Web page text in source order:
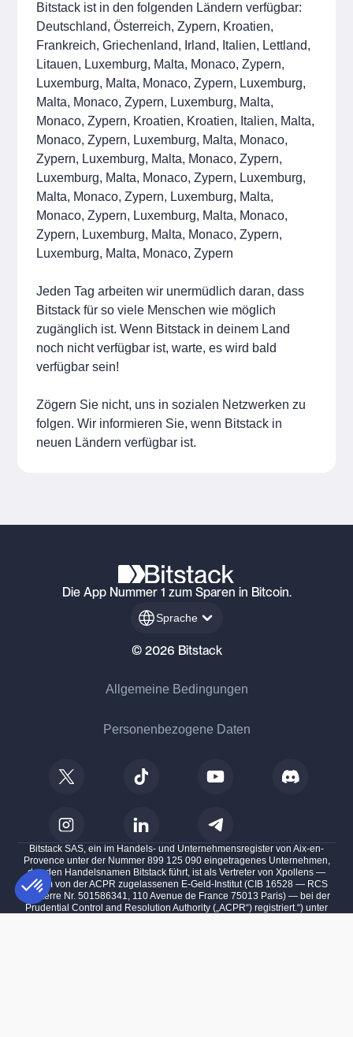
Bitstack ist in den folgenden Ländern verfügbar:
Deutschland, Österreich, Zypern, Kroatien,
Frankreich, Griechenland, Irland, Italien, Lettland,
Litauen, Luxemburg, Malta, Monaco, Zypern,
Luxemburg, Malta, Monaco, Zypern, Luxemburg,
Malta, Monaco, Zypern, Luxemburg, Malta,
Monaco, Zypern, Kroatien, Kroatien, Italien, Malta,
Monaco, Zypern, Luxemburg, Malta, Monaco,
Zypern, Luxemburg, Malta, Monaco, Zypern,
Luxemburg, Malta, Monaco, Zypern, Luxemburg,
Malta, Monaco, Zypern, Luxemburg, Malta,
Monaco, Zypern, Luxemburg, Malta, Monaco,
Zypern, Luxemburg, Malta, Monaco, Zypern,
Luxemburg, Malta, Monaco, Zypern
Jeden Tag arbeiten wir unermüdlich daran, dass
Bitstack für so viele Menschen wie möglich
zugänglich ist. Wenn Bitstack in deinem Land
noch nicht verfügbar ist, warte, es wird bald
verfügbar sein!
Zögern Sie nicht, uns in sozialen Netzwerken zu
folgen. Wir informieren Sie, wenn Bitstack in
neuen Ländern verfügbar ist.
Die App Nummer 1 zum Sparen in Bitcoin.
Sprache
© 2026 Bitstack
Allgemeine Bedingungen
Personenbezogene Daten
Bitstack SAS, ein im Handels- und Unternehmensregister von Aix-en-
Provence unter der Nummer 899 125 090 eingetragenes Unternehmen,
das den Handelsnamen Bitstack führt, ist als Vertreter von Xpollens —
einem von der ACPR zugelassenen E-Geld-Institut (CIB 16528 — RCS
Nanterre Nr. 501586341, 110 Avenue de France 75013 Paris) — bei der
Prudential Control and Resolution Authority („ACPR“) registriert.“) unter